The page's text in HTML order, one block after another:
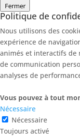
Fermer
Politique de
Nous utilisons des
expérience de
animés et interactifs de
de communication
analyses de
Vous pouvez à tout
Nécessaire
Nécessaire
Toujours activé